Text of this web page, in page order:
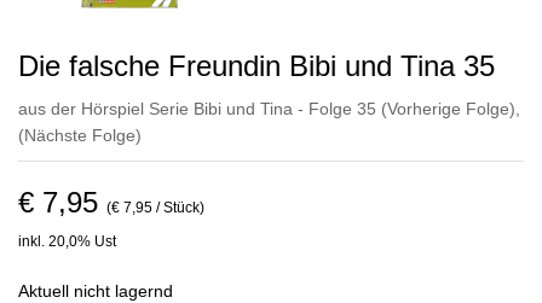
Die falsche Freundin Bibi und Tina 35
aus der Hörspiel Serie Bibi und Tina - Folge 35 (Vorherige Folge)
(Nächste Folge)
€ 7,95 (€ 7,95 / Stück)
inkl. 20,0% Ust
Aktuell nicht lagernd